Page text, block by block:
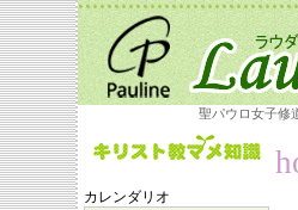
聖パウロ女子修
カレンダリオ